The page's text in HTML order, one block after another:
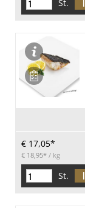
St.
€ 17,05*
€ 18,95* / kg
St.